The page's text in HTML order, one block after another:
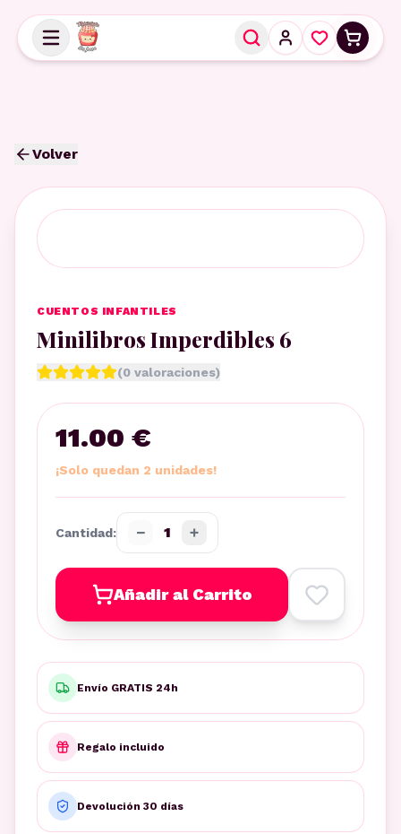
Volver
CUENTOS INFANTILES
Minilibros Imperdibles 6
(0 valoraciones)
11.00 €
¡Solo quedan 2 unidades!
Cantidad: − 1 +
Añadir al Carrito
Envío GRATIS 24h
Regalo incluido
Devolución 30 días